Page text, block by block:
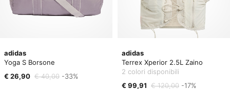
adidas
Yoga S Borsone
€ 26,90 € 40,00 -33%
adidas
Terrex Xperior 2.5L Zaino
2 colori disponibili
€ 99,91 € 120,00 -17%